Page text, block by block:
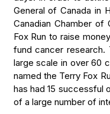
General of Canada in
Canadian Chamber of
Fox Run to raise
fund cancer research.
large scale in over 60
named the Terry Fox
has had 15 successful
of a large number of